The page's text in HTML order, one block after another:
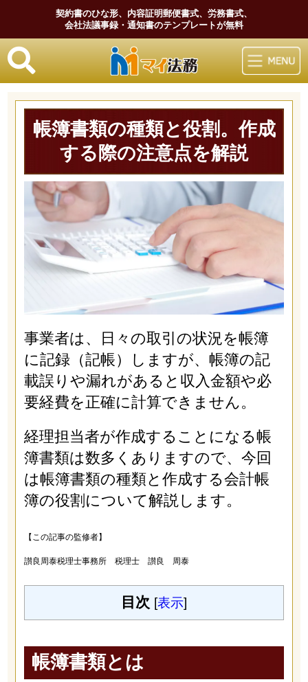
契約書のひな形、内容証明郵便書式、労務書式、
会社法議事録・通知書のテンプレートが無料
マイ法務
帳簿書類の種類と役割。作成
する際の注意点を解説
事業者は、日々の取引の状況を帳簿
に記録（記帳）しますが、帳簿の記
載誤りや漏れがあると収入金額や必
要経費を正確に計算できません。
経理担当者が作成することになる帳
簿書類は数多くありますので、今回
は帳簿書類の種類と作成する会計帳
簿の役割について解説します。
【この記事の監修者】
讃良周泰税理士事務所 税理士 讃良 周泰
目次 [表示]
帳簿書類とは